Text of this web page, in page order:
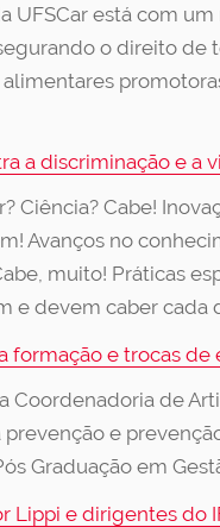
UFSCar está com
o direito
a discriminação e a
Ciência? Cabe!
Avanços no
muito! Práticas
e devem caber cada
formação e trocas
Coordenadoria de
e
Graduação em
Lippi e dirigentes do